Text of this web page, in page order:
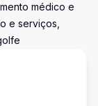
médico e
e serviços,